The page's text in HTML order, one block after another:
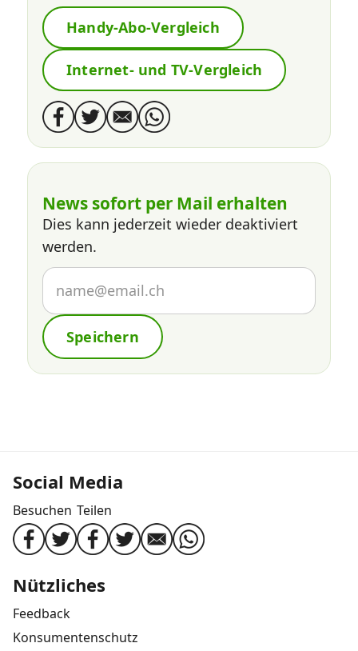
Handy-Abo-Vergleich
Internet- und TV-Vergleich
News sofort per Mail erhalten
Dies kann jederzeit wieder deaktiviert
werden.
Speichern
Social Media
Besuchen Teilen
Nützliches
Feedback
Konsumentenschutz